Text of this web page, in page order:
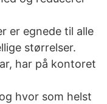
er egnede til alle
størrelser.
har på kontoret
hvor som helst